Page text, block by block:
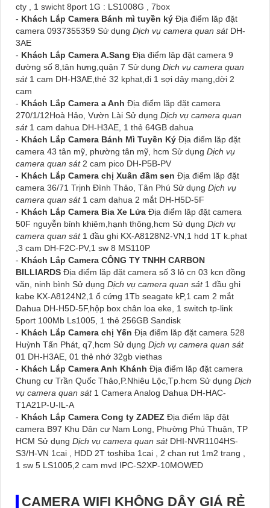
cty , 1 swicht 8port 1G : LS1008G , 7box
- Khách Lắp Camera Bánh mì tuyền ký Địa điểm lăp đặt
camera 0937355359 Sử dụng Dịch vụ camera quan sát DH-
3AE
- Khách Lắp Camera A.Sang Địa điểm lăp đặt camera 9
đường số 8,tân hưng,quận 7 Sử dụng Dịch vụ camera quan
sát 1 cam DH-H3AE,thẻ 32 kphat,đi 1 sợi dây mạng,dời 2
cam
- Khách Lắp Camera a Anh Địa điểm lăp đặt camera
270/1/12Hoà Hảo, Vườn Lài Sử dụng Dịch vụ camera quan
sát 1 cam dahua DH-H3AE, 1 thẻ 64GB dahua
- Khách Lắp Camera Bánh Mì Tuyền Ký Địa điểm lăp đặt
camera 43 tân mỹ, phường tân mỹ, hcm Sử dụng Dịch vụ
camera quan sát 2 cam pico DH-P5B-PV
- Khách Lắp Camera chị Xuân đầm sen Địa điểm lăp đặt
camera 36/71 Trịnh Đình Thảo, Tân Phú Sử dụng Dịch vụ
camera quan sát 1 cam dahua 2 mắt DH-H5D-5F
- Khách Lắp Camera Bia Xe Lửa Địa điểm lăp đặt camera
50F nguyễn bỉnh khiêm,hạnh thông,hcm Sử dụng Dịch vụ
camera quan sát 1 đầu ghi KX-A8128N2-VN,1 hdd 1T k.phat
,3 cam DH-F2C-PV,1 sw 8 MS110P
- Khách Lắp Camera CÔNG TY TNHH CARBON
BILLIARDS Địa điểm lăp đặt camera số 3 lô cn 03 kcn đồng
văn, ninh bình Sử dụng Dịch vụ camera quan sát 1 đầu ghi
kabe KX-A8124N2,1 ổ cứng 1Tb seagate kP,1 cam 2 mắt
Dahua DH-H5D-5F,hộp box chân loa eke, 1 switch tp-link
5port 100Mb Ls1005, 1 thẻ 256GB Sandisk
- Khách Lắp Camera chị Yến Địa điểm lăp đặt camera 528
Huỳnh Tấn Phát, q7,hcm Sử dụng Dịch vụ camera quan sát
01 DH-H3AE, 01 thẻ nhớ 32gb viethas
- Khách Lắp Camera Anh Khánh Địa điểm lăp đặt camera
Chung cư Trần Quốc Thảo,P.Nhiêu Lộc,Tp.hcm Sử dụng Dịch
vụ camera quan sát 1 Camera Analog Dahua DH-HAC-
T1A21P-U-IL-A
- Khách Lắp Camera Cong ty ZADEZ Địa điểm lăp đặt
camera B97 Khu Dân cư Nam Long, Phường Phú Thuận, TP
HCM Sử dụng Dịch vụ camera quan sát DHI-NVR1104HS-
S3/H-VN 1cai , HDD 2T toshiba 1cai , 2 chan rut 1m2 trang ,
1 sw 5 LS1005,2 cam mvd IPC-S2XP-10MOWED
CAMERA WIFI KHÔNG DÂY GIÁ RẺ